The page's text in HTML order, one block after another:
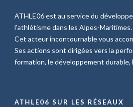
ATHLE06 est au service du
l’athlétisme dans les Alpes-Maritimes.
Cet acteur incontournable vous
Ses actions sont dirigées vers la
formation, le développement durable,
ATHLE06 SUR LES RÉSEAUX